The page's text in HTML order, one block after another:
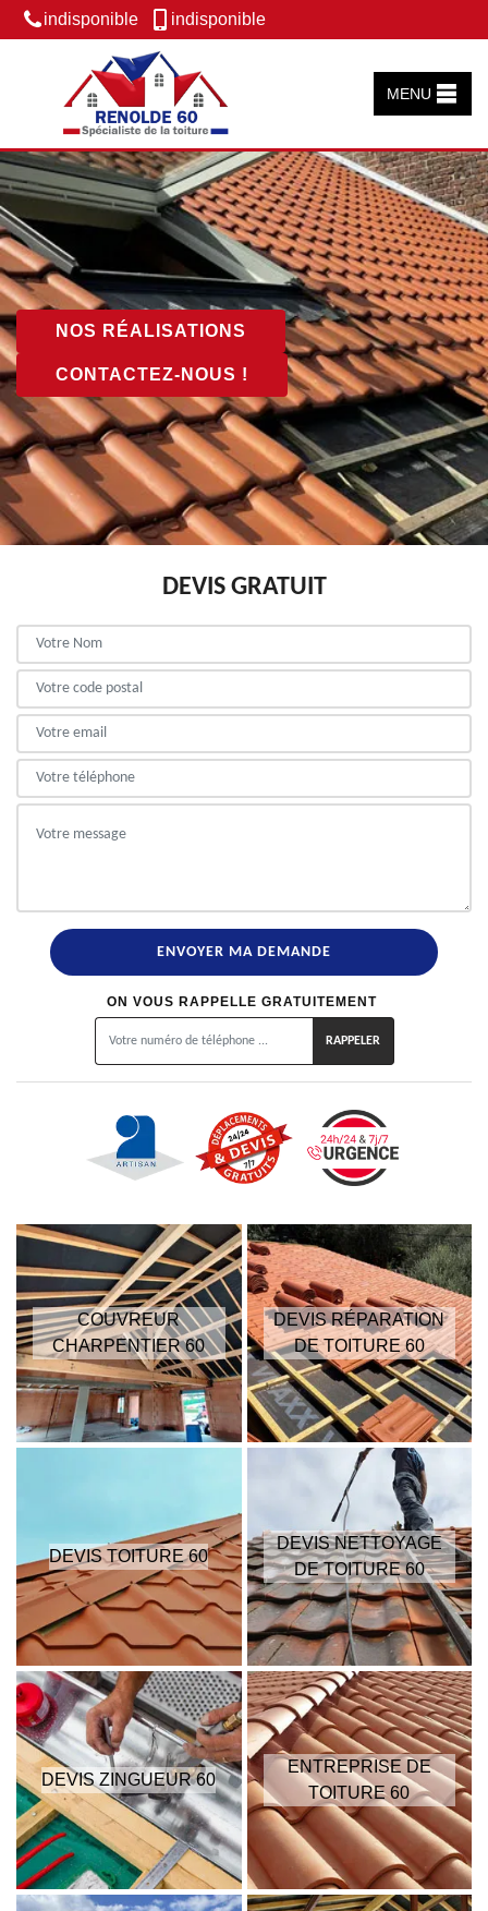
indisponible indisponible
MENU
NOS RÉALISATIONS
CONTACTEZ-NOUS !
DEVIS GRATUIT
ON VOUS RAPPELLE GRATUITEMENT
COUVREUR
CHARPENTIER 60
DEVIS RÉPARATION
DE TOITURE 60
DEVIS TOITURE 60
DEVIS NETTOYAGE
DE TOITURE 60
DEVIS ZINGUEUR 60
ENTREPRISE DE
TOITURE 60